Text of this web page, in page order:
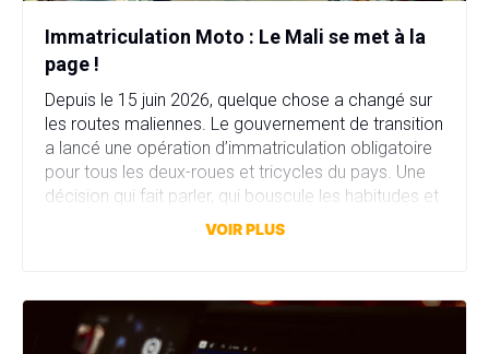
Immatriculation Moto : Le Mali se met à la
page !
Depuis le 15 juin 2026, quelque chose a changé sur
les routes maliennes. Le gouvernement de transition
a lancé une opération d’immatriculation obligatoire
pour tous les deux-roues et tricycles du pays. Une
décision qui fait parler, qui bouscule les habitudes et
qui dit beaucoup sur l’état d’un pays en pleine lutte
VOIR PLUS